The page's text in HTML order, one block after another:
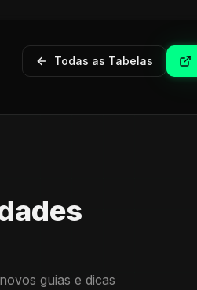
Todas as Tabelas
guias e dicas